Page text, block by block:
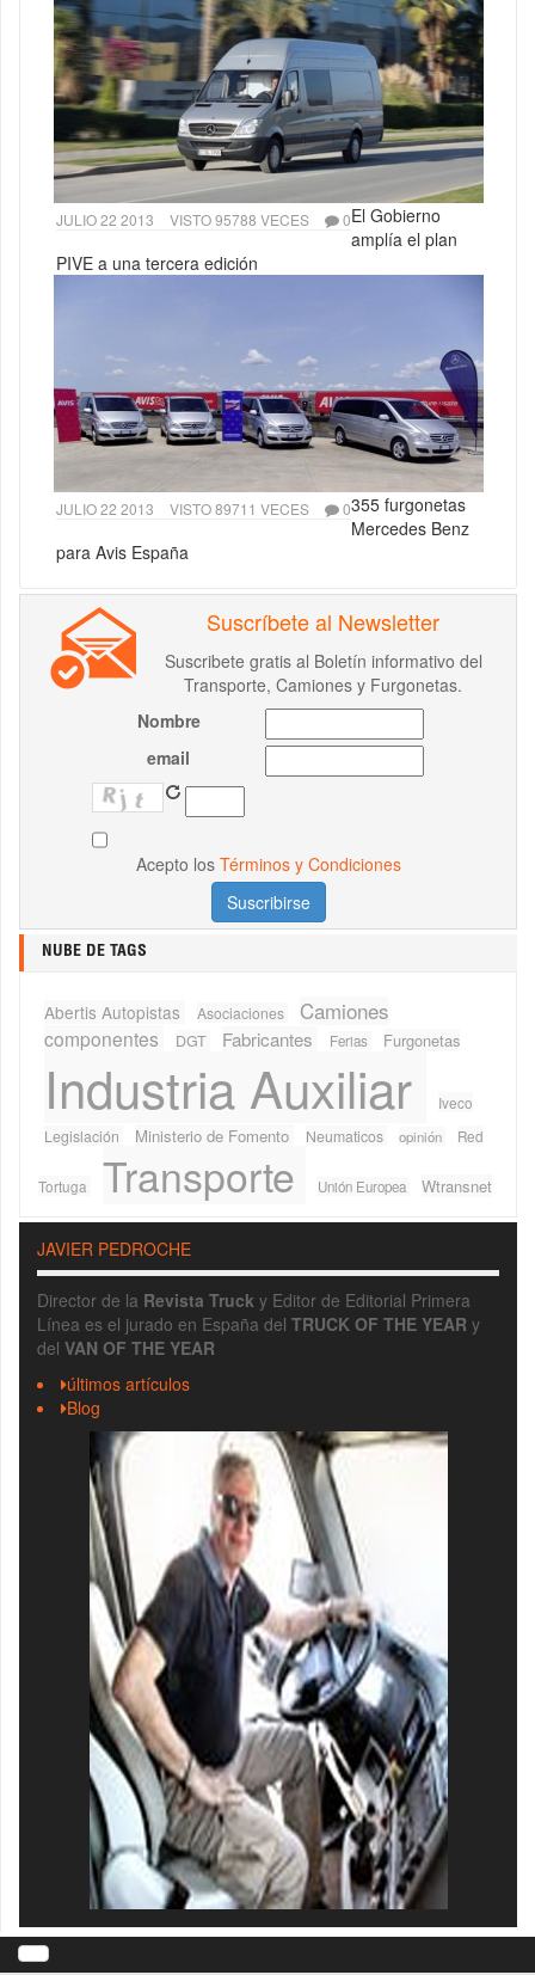
JULIO 22 2013 VISTO 95788 VECES 0El Gobierno
amplía el plan
PIVE a una tercera edición
JULIO 22 2013 VISTO 89711 VECES 0355 furgonetas
Mercedes Benz
para Avis España
Suscríbete al Newsletter
Suscribete gratis al Boletín informativo del
Transporte, Camiones y Furgonetas.
Nombre
email
Acepto los Términos y Condiciones
NUBE DE TAGS
Abertis Autopistas Asociaciones Camiones
componentes DGT Fabricantes Ferias Furgonetas
Industria Auxiliar
Iveco
Legislación
Ministerio de Fomento Neumaticos opinión Red
Tortuga Transporte Unión Europea Wtransnet
JAVIER PEDROCHE
Director de la Revista Truck y Editor de Editorial Primera
Línea es el jurado en España del TRUCK OF THE YEAR y
del VAN OF THE YEAR
últimos artículos
Blog